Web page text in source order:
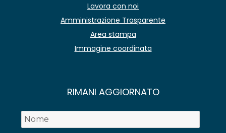
Lavora con noi
Amministrazione Trasparente
Area stampa
Immagine coordinata
RIMANI AGGIORNATO